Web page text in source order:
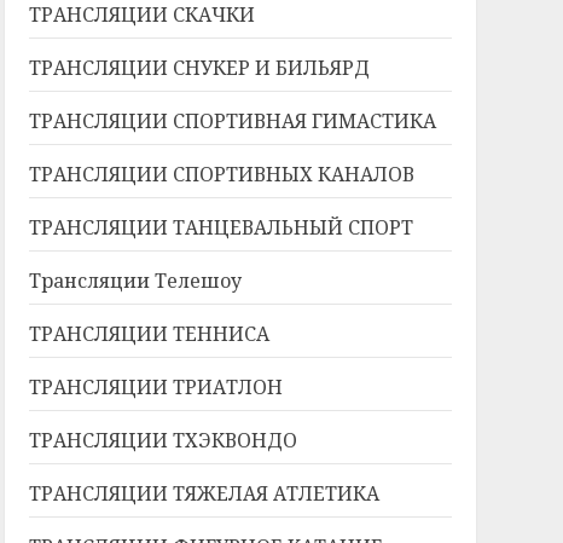
ТРАНСЛЯЦИИ СКАЧКИ
ТРАНСЛЯЦИИ СНУКЕР И БИЛЬЯРД
ТРАНСЛЯЦИИ СПОРТИВНАЯ ГИМАСТИКА
ТРАНСЛЯЦИИ СПОРТИВНЫХ КАНАЛОВ
ТРАНСЛЯЦИИ ТАНЦЕВАЛЬНЫЙ СПОРТ
Трансляции Телешоу
ТРАНСЛЯЦИИ ТЕННИСА
ТРАНСЛЯЦИИ ТРИАТЛОН
ТРАНСЛЯЦИИ ТХЭКВОНДО
ТРАНСЛЯЦИИ ТЯЖЕЛАЯ АТЛЕТИКА